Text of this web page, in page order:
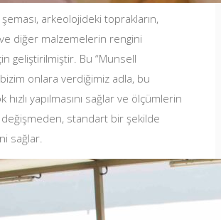
arkeolojideki toprakların,
diğer malzemelerin rengini
geliştirilmiştir. Bu “Munsell
bizim onlara verdiğimiz adla, bu
hızlı yapılmasını sağlar ve ölçümlerin
değişmeden, standart bir şekilde
sağlar.